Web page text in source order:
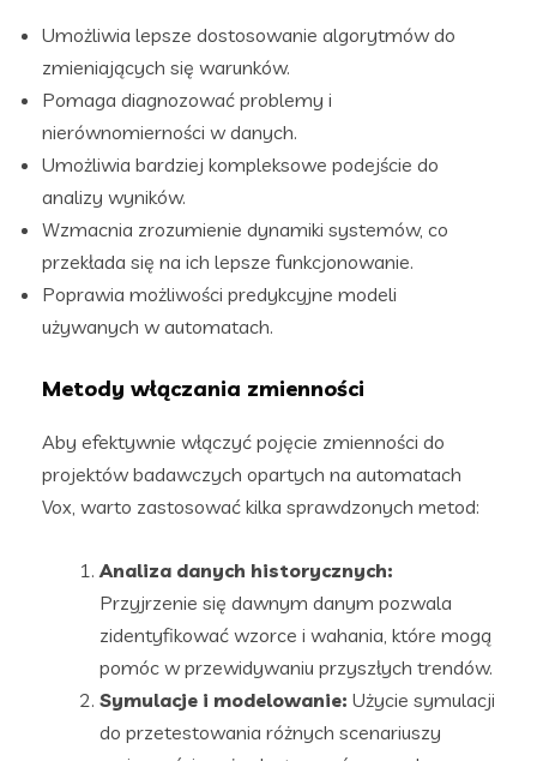
Umożliwia lepsze dostosowanie algorytmów do
zmieniających się warunków.
Pomaga diagnozować problemy i
nierównomierności w danych.
Umożliwia bardziej kompleksowe podejście do
analizy wyników.
Wzmacnia zrozumienie dynamiki systemów, co
przekłada się na ich lepsze funkcjonowanie.
Poprawia możliwości predykcyjne modeli
używanych w automatach.
Metody włączania zmienności
Aby efektywnie włączyć pojęcie zmienności do
projektów badawczych opartych na automatach
Vox, warto zastosować kilka sprawdzonych metod:
Analiza danych historycznych:
Przyjrzenie się dawnym danym pozwala
zidentyfikować wzorce i wahania, które mogą
pomóc w przewidywaniu przyszłych trendów.
Symulacje i modelowanie: Użycie symulacji
do przetestowania różnych scenariuszy